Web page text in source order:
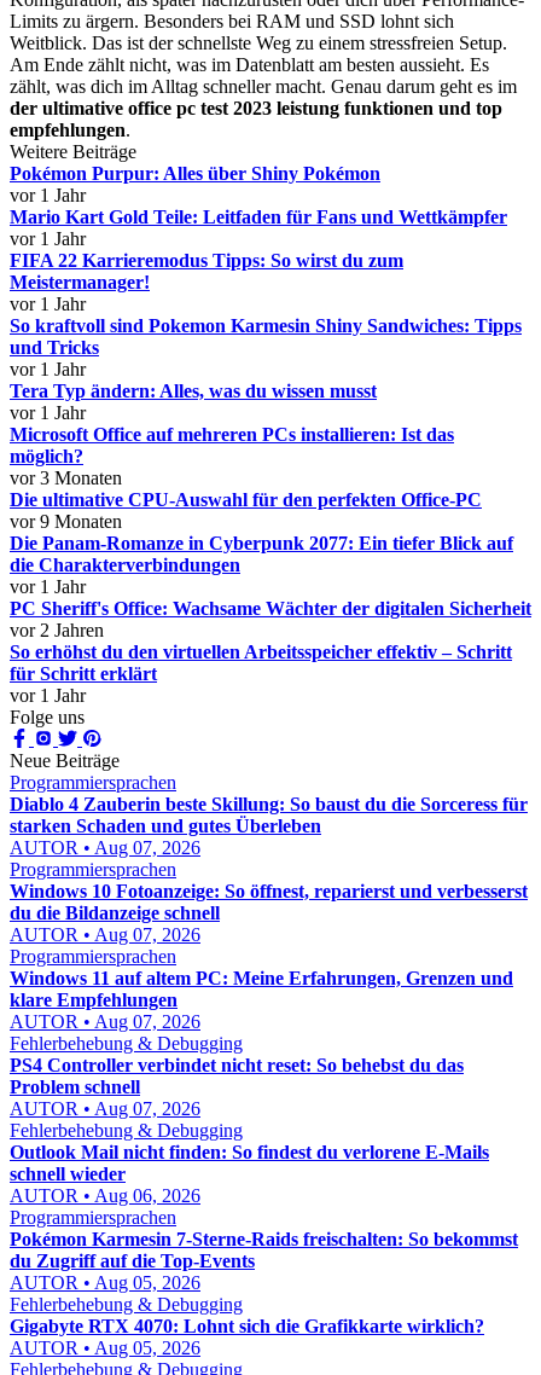
Limits zu ärgern. Besonders bei RAM und SSD lohnt sich
Weitblick. Das ist der schnellste Weg zu einem stressfreien Setup.
Am Ende zählt nicht, was im Datenblatt am besten aussieht. Es
zählt, was dich im Alltag schneller macht. Genau darum geht es im
der ultimative office pc test 2023 leistung funktionen und top
empfehlungen.
Weitere Beiträge
Pokémon Purpur: Alles über Shiny Pokémon
vor 1 Jahr
Mario Kart Gold Teile: Leitfaden für Fans und Wettkämpfer
vor 1 Jahr
FIFA 22 Karrieremodus Tipps: So wirst du zum
Meistermanager!
vor 1 Jahr
So kraftvoll sind Pokemon Karmesin Shiny Sandwiches: Tipps
und Tricks
vor 1 Jahr
Tera Typ ändern: Alles, was du wissen musst
vor 1 Jahr
Microsoft Office auf mehreren PCs installieren: Ist das
möglich?
vor 3 Monaten
Die ultimative CPU-Auswahl für den perfekten Office-PC
vor 9 Monaten
Die Panam-Romanze in Cyberpunk 2077: Ein tiefer Blick auf
die Charakterverbindungen
vor 1 Jahr
PC Sheriff's Office: Wachsame Wächter der digitalen Sicherheit
vor 2 Jahren
So erhöhst du den virtuellen Arbeitsspeicher effektiv – Schritt
für Schritt erklärt
vor 1 Jahr
Folge uns
Neue Beiträge
Programmiersprachen
Diablo 4 Zauberin beste Skillung: So baust du die Sorceress für
starken Schaden und gutes Überleben
AUTOR • Aug 07, 2026
Programmiersprachen
Windows 10 Fotoanzeige: So öffnest, reparierst und verbesserst
du die Bildanzeige schnell
AUTOR • Aug 07, 2026
Programmiersprachen
Windows 11 auf altem PC: Meine Erfahrungen, Grenzen und
klare Empfehlungen
AUTOR • Aug 07, 2026
Fehlerbehebung & Debugging
PS4 Controller verbindet nicht reset: So behebst du das
Problem schnell
AUTOR • Aug 07, 2026
Fehlerbehebung & Debugging
Outlook Mail nicht finden: So findest du verlorene E-Mails
schnell wieder
AUTOR • Aug 06, 2026
Programmiersprachen
Pokémon Karmesin 7-Sterne-Raids freischalten: So bekommst
du Zugriff auf die Top-Events
AUTOR • Aug 05, 2026
Fehlerbehebung & Debugging
Gigabyte RTX 4070: Lohnt sich die Grafikkarte wirklich?
AUTOR • Aug 05, 2026
Fehlerbehebung & Debugging